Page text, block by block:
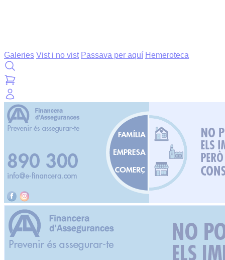
Galeries Vist i no vist Passava per aquí Hemeroteca